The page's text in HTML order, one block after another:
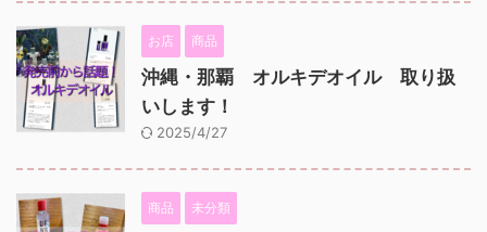
お店 商品
沖縄・那覇 オルキデオイル 取り扱
いします！
2025/4/27
商品 未分類